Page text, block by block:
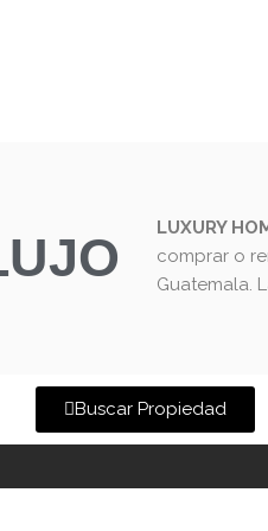
LUXURY
comprar o
Guatemala.
Buscar Propiedad